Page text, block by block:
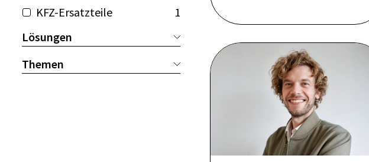
KFZ-Ersatzteile
1
Lösungen
Themen